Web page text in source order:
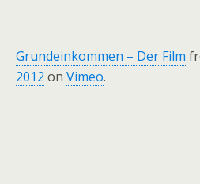
Grundeinkommen – Der Film
2012 on Vimeo.